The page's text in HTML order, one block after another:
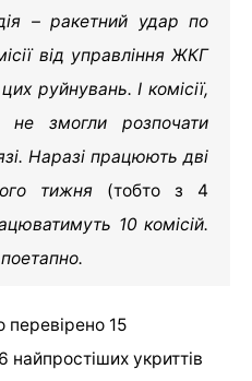
– ракетний удар по
від управління ЖКГ
руйнувань. І комісії,
не змогли розпочати
Наразі працюють дві
тижня (тобто з 4
10 комісій.
15
найпростіших укриттів